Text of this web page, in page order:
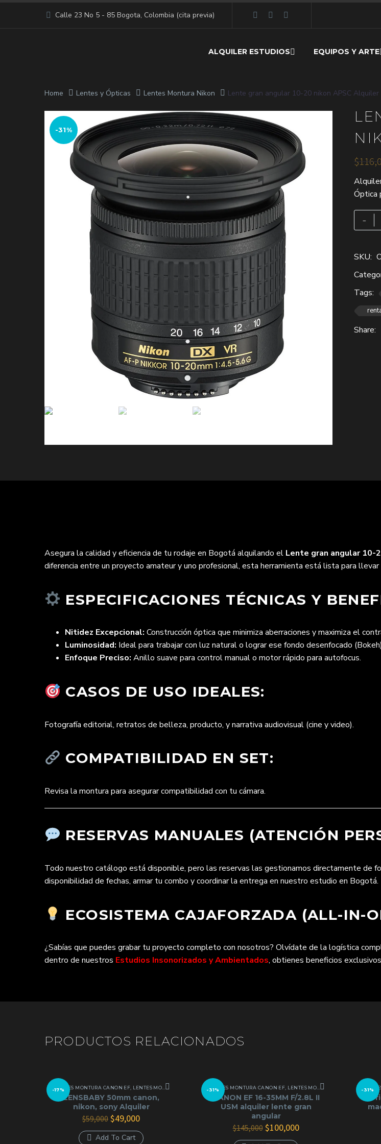
Calle 23 No 5 - 85 Bogota, Colombia (cita previa)
ALQUILER ESTUDIOS EQUIPOS Y ARTE
Home Lentes y Ópticas Lentes Montura Nikon Lente gran angular 10-20 nikon APSC Alquiler
-31%
$
era:
es:
Óptica
-
Lente
gran
10-
nikon
APSC
Alquiler
SKU:
Tags:
Share:
Asegura la calidad y eficiencia de tu rodaje en Bogotá alquilando el Lente gran angular 10-
diferencia entre un proyecto amateur y uno profesional, esta herramienta está lista para
ESPECIFICACIONES TÉCNICAS Y
Nitidez Excepcional: Construcción óptica que minimiza aberraciones y maximiza el
Luminosidad: Ideal para trabajar con luz natural o lograr ese fondo desenfocado
Enfoque Preciso: Anillo suave para control manual o motor rápido para autofocus.
CASOS DE USO IDEALES:
Fotografía editorial, retratos de belleza, producto, y narrativa audiovisual (cine y video).
COMPATIBILIDAD EN SET:
Revisa la montura para asegurar compatibilidad con tu cámara.
RESERVAS MANUALES (ATENCIÓN
Todo nuestro catálogo está disponible, pero las reservas las gestionamos directamente de
disponibilidad de fechas, armar tu combo y coordinar la entrega en nuestro estudio en Bogotá.
ECOSISTEMA CAJAFORZADA (ALL-IN-
¿Sabías que puedes grabar tu proyecto completo con nosotros? Olvídate de la logística
dentro de nuestros Estudios Insonorizados y Ambientados, obtienes beneficios
PRODUCTOS RELACIONADOS
-17%
LENTES MONTURA CANON EF LENTES MONTURA NIKON ,LENTES MONTURA SONY E,LENTES Y ÓPTICAS
LENSBABY 50mm canon,
nikon, sony Alquiler
$59,000 El
precio
original
$49,000El
actual
Add To Cart
-31%
LENTES MONTURA CANON EF LENTES MONTURA SONY E ,LENTES
CANON EF 16-35MM F/2.8L II
USM alquiler lente gran
angular
$145,000 El
precio
$100,000El
-31%